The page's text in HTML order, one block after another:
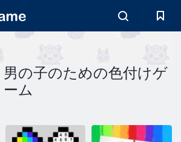
男の子のための色付けゲ
ーム